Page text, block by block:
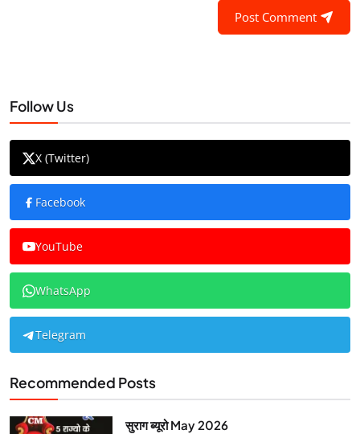
Post Comment
Follow Us
X (Twitter)
Facebook
YouTube
WhatsApp
Telegram
Recommended Posts
सुराग ब्यूरो May 2026